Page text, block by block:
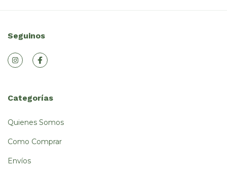
Seguinos
Categorías
Quienes Somos
Como Comprar
Envíos